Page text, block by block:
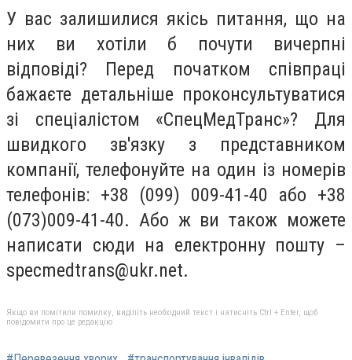
У вас залишилися якісь питання, що на
них ви хотіли б почути вичерпні
відповіді? Перед початком співпраці
бажаєте детальніше проконсультуватися
зі спеціалістом «СпецМедТранс»? Для
швидкого зв'язку з представником
компанії, телефонуйте на один із номерів
телефонів: +38 (099) 009-41-40 або +38
(073)009-41-40. Або ж ви також можете
написати сюди на електронну пошту –
specmedtrans@ukr.net.
Якщо ви помітили помилку, виділіть необхідний текст і натисніть Ctrl + Enter, щоб
повідомити про це редакцію